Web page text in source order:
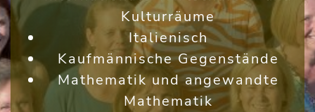
Kulturräume
Italienisch
Kaufmännische Gegenstände
Mathematik und angewandte
Mathematik